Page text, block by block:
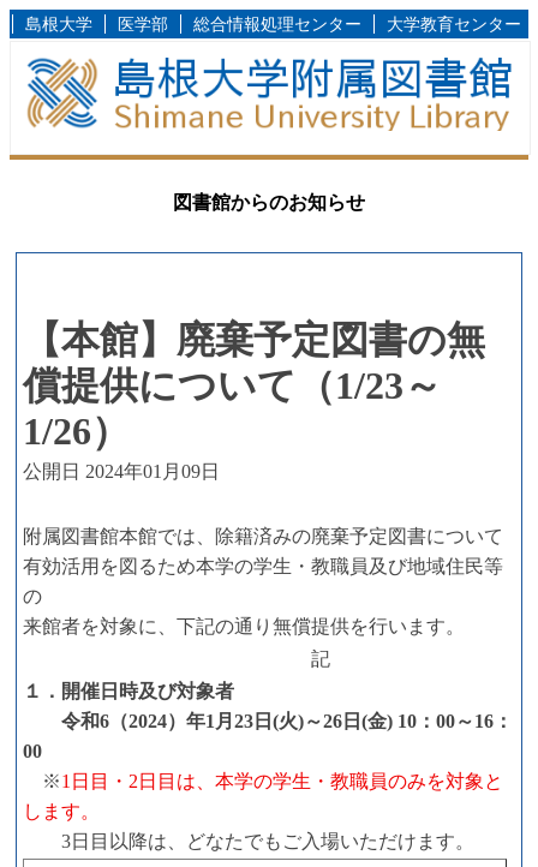
島根大学 医学部 総合情報処理センター 大学教育センター
図書館からのお知らせ
【本館】廃棄予定図書の無
償提供について（1/23～
1/26）
公開日 2024年01月09日
附属図書館本館では、除籍済みの廃棄予定図書について
有効活用を図るため本学の学生・教職員及び地域住民等
の
来館者を対象に、下記の通り無償提供を行います。
記
１．開催日時及び対象者
令和6（2024）年1月23日(火)～26日(金) 10：00～16：
00
※1日目・2日目は、本学の学生・教職員のみを対象と
します。
3日目以降は、どなたでもご入場いただけます。